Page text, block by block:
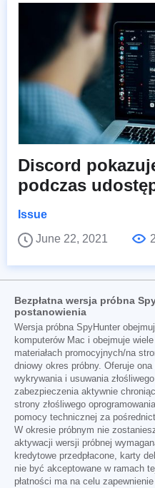
Discord
podczas
Issue
June 22, 2021
Bezpłatna wersja próbna
postanowienia
Wersja próbna SpyHunter
komputerów Mac i obejmuje
materiałach promocyjnych/na
dniowy okres próbny. Oferuje
wykrywania i usuwania
zabezpieczenia aktywnie
strony złośliwego
pomocy technicznej za
W okresie próbnym nie
aktywacji wersji próbnej
kredytowe przedpłacone, karty
nie być akceptowane w ramach
płatności ma na celu